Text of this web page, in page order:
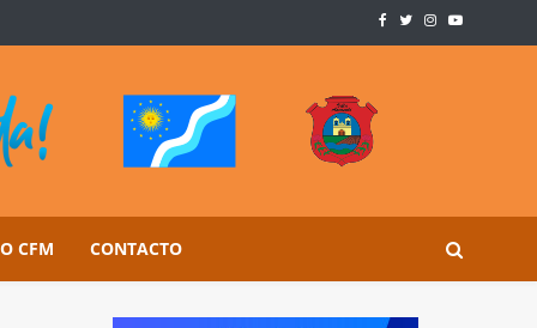
CFM CONTACTO